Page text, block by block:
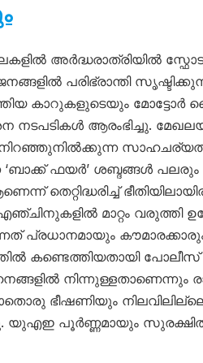
അർദ്ധരാത്രിയിൽ
പരിഭ്രാന്തി
കാറുകളുടെയും
നടപടികൾ ആരംഭിച്ചു.
‘ബാക്ക് ഫയർ’ ശബ്ദങ്ങൾ
തെറ്റിദ്ധരിച്ച്
മാറ്റം വരുത്തി
പ്രധാനമായും
പോലീസ്
നിന്നുള്ളതാണെന്നും
ഭീഷണിയും
യുഎഇ പൂർണ്ണമായും